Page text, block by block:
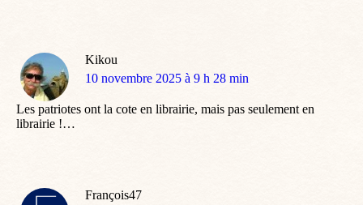
Kikou
dit
10 novembre 2025 à 9 h 28 min
Les patriotes ont la cote en librairie, mais pas seulement en
librairie !…
François47